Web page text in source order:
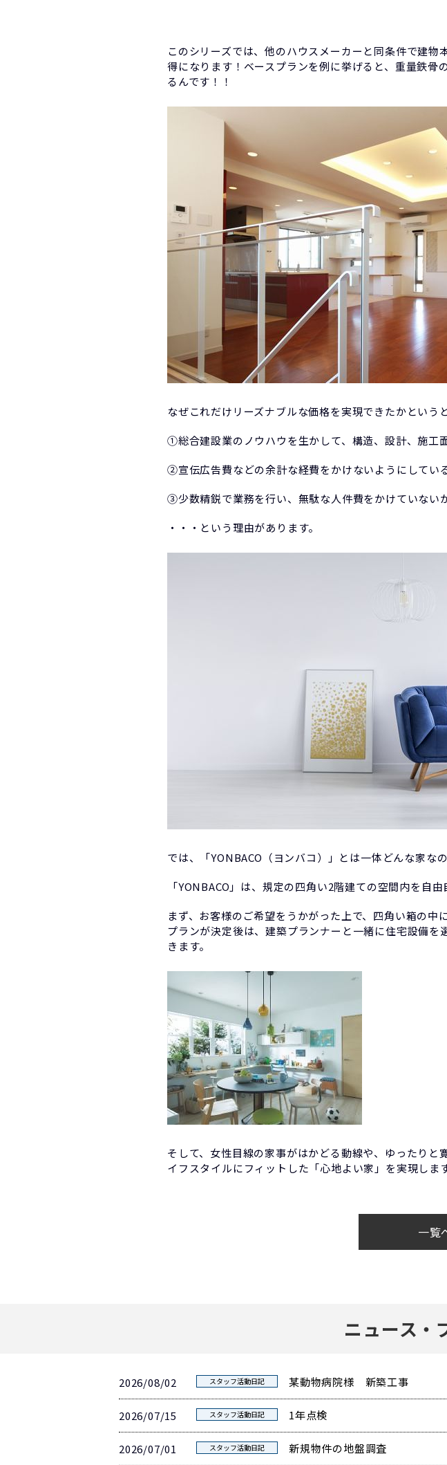
このシリーズでは、他のハウスメーカーと同条件で建
得になります！ベースプランを例に挙げると、重量鉄
るんです！！
なぜこれだけリーズナブルな価格を実現できたかというと
①総合建設業のノウハウを生かして、構造、設計、施工
②宣伝広告費などの余計な経費をかけないようにしてい
③少数精鋭で業務を行い、無駄な人件費をかけていない
・・・という理由があります。
では、「YONBACO（ヨンバコ）」とは一体どんな家な
「YONBACO」は、規定の四角い2階建ての空間内を自
まず、お客様のご希望をうかがった上で、四角い箱の中
プランが決定後は、建築プランナーと一緒に住宅設備
きます。
そして、女性目線の家事がはかどる動線や、ゆったり
イフスタイルにフィットした「心地よい家」を実現します
一覧
ニュース・
2026/08/02 スタッフ活動日記 某動物病院様 新築工事
2026/07/15 スタッフ活動日記 1年点検
2026/07/01 スタッフ活動日記 新規物件の地盤調査